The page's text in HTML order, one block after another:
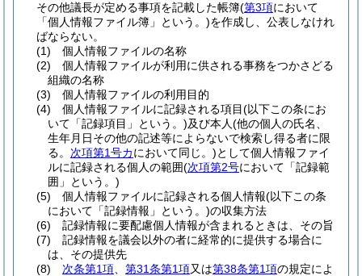
その他議長が定める事項を記載した帳簿(第3項において
「個人情報ファイル簿」という。)を作成し、公表しなけれ
ばならない。
(1)
個人情報ファイルの名称
(2)
個人情報ファイルが利用に供される事務をつかさどる
組織の名称
(3)
個人情報ファイルの利用目的
(4)
個人情報ファイルに記録される項目(以下この条にお
いて「記録項目」という。)及び本人(他の個人の氏名、
生年月日その他の記述等によらないで検索し得る者に限
る。 次項第1号カにおいて同じ。)として個人情報ファイ
ルに記録される個人の範囲(次項第2号において「記録範
囲」という。)
(5)
個人情報ファイルに記録される個人情報(以下この条
において「記録情報」という。)の収集方法
(6)
記録情報に要配慮個人情報が含まれるときは、その旨
(7)
記録情報を議会以外の者に経常的に提供する場合に
は、その提供先
(8)
次条第1項 第31条第1項又は第38条第1項の規定によ